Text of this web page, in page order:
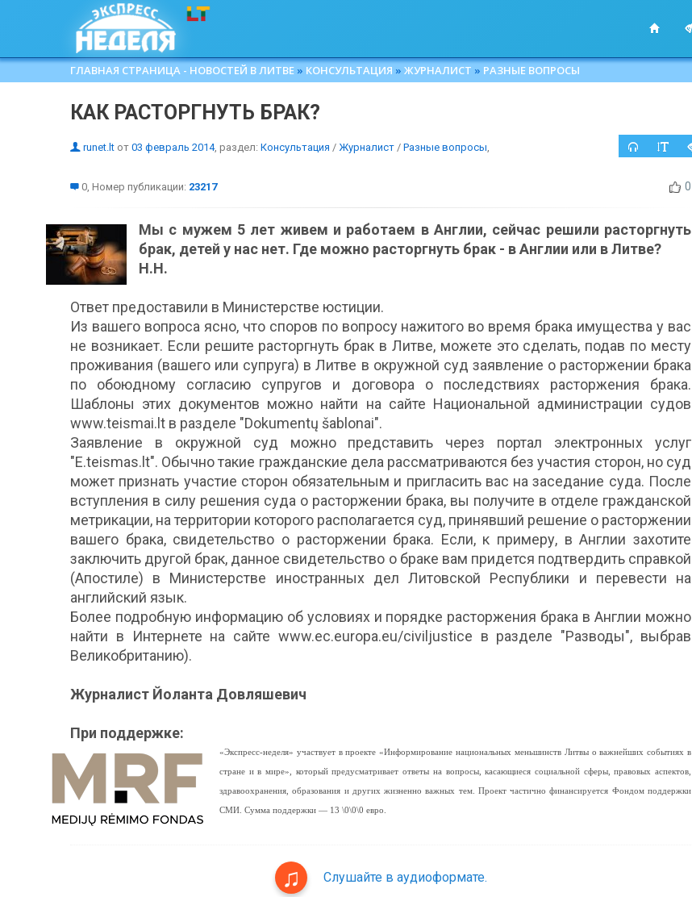
ГЛАВНАЯ СТРАНИЦА - НОВОСТЕЙ В ЛИТВЕ » КОНСУЛЬТАЦИЯ » ЖУРНАЛИСТ » РАЗНЫЕ ВОПРОСЫ
КАК РАСТОРГНУТЬ БРАК?
runet.lt от 03 февраль 2014, раздел: Консультация / Журналист / Разные вопросы,
0, Номер публикации: 23217 0
Мы с мужем 5 лет живем и работаем в Англии, сейчас решили расторгнуть
брак, детей у нас нет. Где можно расторгнуть брак - в Англии или в Литве?
Н.Н.
Ответ предоставили в Министерстве юстиции.
Из вашего вопроса ясно, что споров по вопросу нажитого во время брака имущества у вас
не возникает. Если решите расторгнуть брак в Литве, можете это сделать, подав по месту
проживания (вашего или супруга) в Литве в окружной суд заявление о расторжении брака
по обоюдному согласию супругов и договора о последствиях расторжения брака.
Шаблоны этих документов можно найти на сайте Национальной администрации судов
www.teismai.lt в разделе "Dokumentų šablonai".
Заявление в окружной суд можно представить через портал электронных услуг
"E.teismas.lt". Обычно такие гражданские дела рассматриваются без участия сторон, но суд
может признать участие сторон обязательным и пригласить вас на заседание суда. После
вступления в силу решения суда о расторжении брака, вы получите в отделе гражданской
метрикации, на территории которого располагается суд, принявший решение о расторжении
вашего брака, свидетельство о расторжении брака. Если, к примеру, в Англии захотите
заключить другой брак, данное свидетельство о браке вам придется подтвердить справкой
(Апостиле) в Министерстве иностранных дел Литовской Республики и перевести на
английский язык.
Более подробную информацию об условиях и порядке расторжения брака в Англии можно
найти в Интернете на сайте www.ec.europa.eu/civiljustice в разделе "Разводы", выбрав
Великобританию).
Журналист Йоланта Довляшевич
При поддержке:
«Экспресс-неделя» участвует в проекте «Информирование национальных меньшинств Литвы о важнейших событиях в
стране и в мире», который предусматривает ответы на вопросы, касающиеся социальной сферы, правовых аспектов,
здравоохранения, образования и других жизненно важных тем. Проект частично финансируется Фондом поддержки
СМИ. Сумма поддержки — 13 \0\0\0 евро.
Слушайте в аудиоформате.